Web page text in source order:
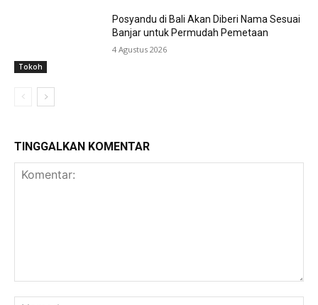
Tokoh
Posyandu di Bali Akan Diberi Nama Sesuai
Banjar untuk Permudah Pemetaan
4 Agustus 2026
TINGGALKAN KOMENTAR